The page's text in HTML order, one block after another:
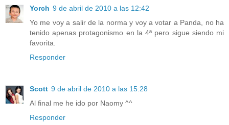
Yorch 9 de abril de 2010 a las 12:42
Yo me voy a salir de la norma y voy a votar a Panda, no ha
tenido apenas protagonismo en la 4ª pero sigue siendo mi
favorita.
Responder
Scott 9 de abril de 2010 a las 15:28
Al final me he ido por Naomy ^^
Responder